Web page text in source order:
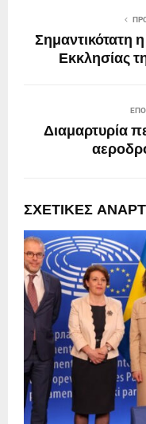
Σημαντικότατη
Εκκλησίας
Διαμαρτυρία
ΣΧΕΤΙΚΈΣ